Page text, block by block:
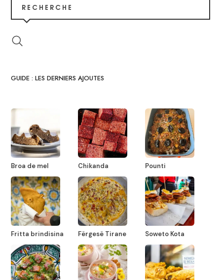
RECHERCHE
GUIDE : LES DERNIERS AJOUTES
Broa de mel Chikanda Pounti
Fritta brindisina Fërgesë Tirane Soweto Kota